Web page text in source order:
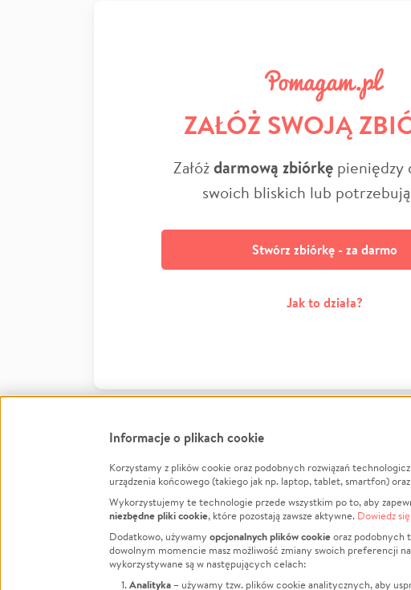
ZAŁÓŻ SWOJĄ
Załóżdarmową zbiórkępieniędzy
swoich bliskich lub
Stwórz zbiórkę - za darmo
Jak to działa?
FacebookTwitter Instagram
LinkedInTikTok Youtube
Informacje
Jak to działa?
Regulamin
Polityka
Informacje o plikach cookie
Korzystamy z plików cookie oraz podobnych rozwiązań
urządzenia końcowego (takiego jak np. laptop, tablet, smartfon)
Wykorzystujemy te technologie przede wszystkim po to, aby
niezbędne pliki cookie, które pozostają zawsze aktywne. Dowiedz
Dodatkowo, używamy opcjonalnych plików cookieoraz podobnych
dowolnym momencie masz możliwość zmiany swoich preferencji
wykorzystywane są w następujących celach:
Analityka – używamy tzw. plików cookie analitycznych, aby